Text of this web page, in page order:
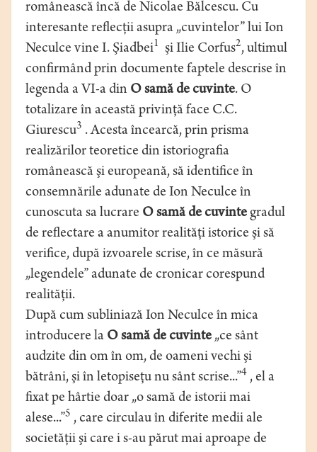
românească încă de Nicolae Bălcescu. Cu
interesante reflecţii asupra „cuvintelor” lui Ion
Neculce vine I. Şiadbei1 şi Ilie Corfus2, ultimul
confirmând prin documente faptele descrise în
legenda a VI-a din O samă de cuvinte. O
totalizare în această privinţă face C.C.
Giurescu3 . Acesta încearcă, prin prisma
realizărilor teoretice din istoriografia
românească şi europeană, să identifice în
consemnările adunate de Ion Neculce în
cunoscuta sa lucrare O samă de cuvintegradul
de reflectare a anumitor realităţi istorice şi să
verifice, după izvoarele scrise, în ce măsură
„legendele” adunate de cronicar corespund
realităţii.
După cum subliniază Ion Neculce în mica
introducere la O samă de cuvinte„ce sânt
audzite din om în om, de oameni vechi şi
bătrâni, şi în letopiseţu nu sânt scrise...”4 , el a
fixat pe hârtie doar „o samă de istorii mai
alese...”5 , care circulau în diferite medii ale
societăţii şi care i s-au părut mai aproape de